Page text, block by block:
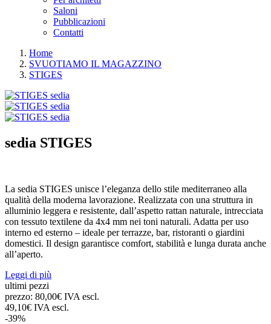
Saloni
Pubblicazioni
Contatti
Home
SVUOTIAMO IL MAGAZZINO
STIGES
sedia STIGES
La sedia STIGES unisce l’eleganza dello stile mediterraneo alla
qualità della moderna lavorazione. Realizzata con una struttura in
alluminio leggera e resistente, dall’aspetto rattan naturale, intrecciata
con tessuto textilene da 4x4 mm nei toni naturali. Adatta per uso
interno ed esterno – ideale per terrazze, bar, ristoranti o giardini
domestici. Il design garantisce comfort, stabilità e lunga durata anche
all’aperto.
Leggi di più
ultimi pezzi
prezzo: 80,00€ IVA escl.
49,10€ IVA escl.
-39%